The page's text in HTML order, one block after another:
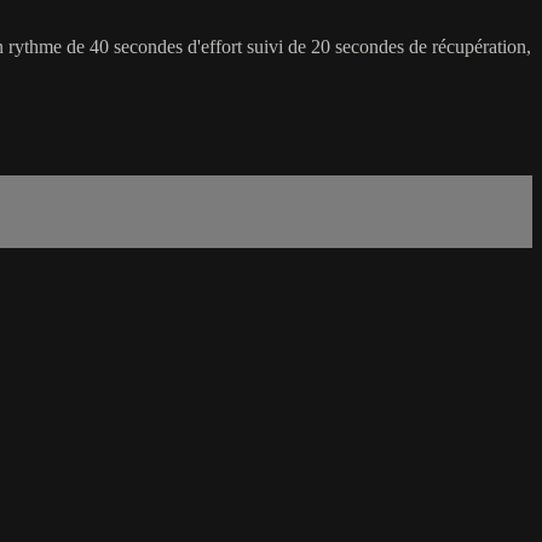
de 40 secondes d'effort suivi de 20 secondes de récupération,